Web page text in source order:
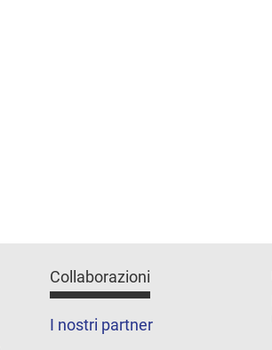
Collaborazioni
I nostri partner